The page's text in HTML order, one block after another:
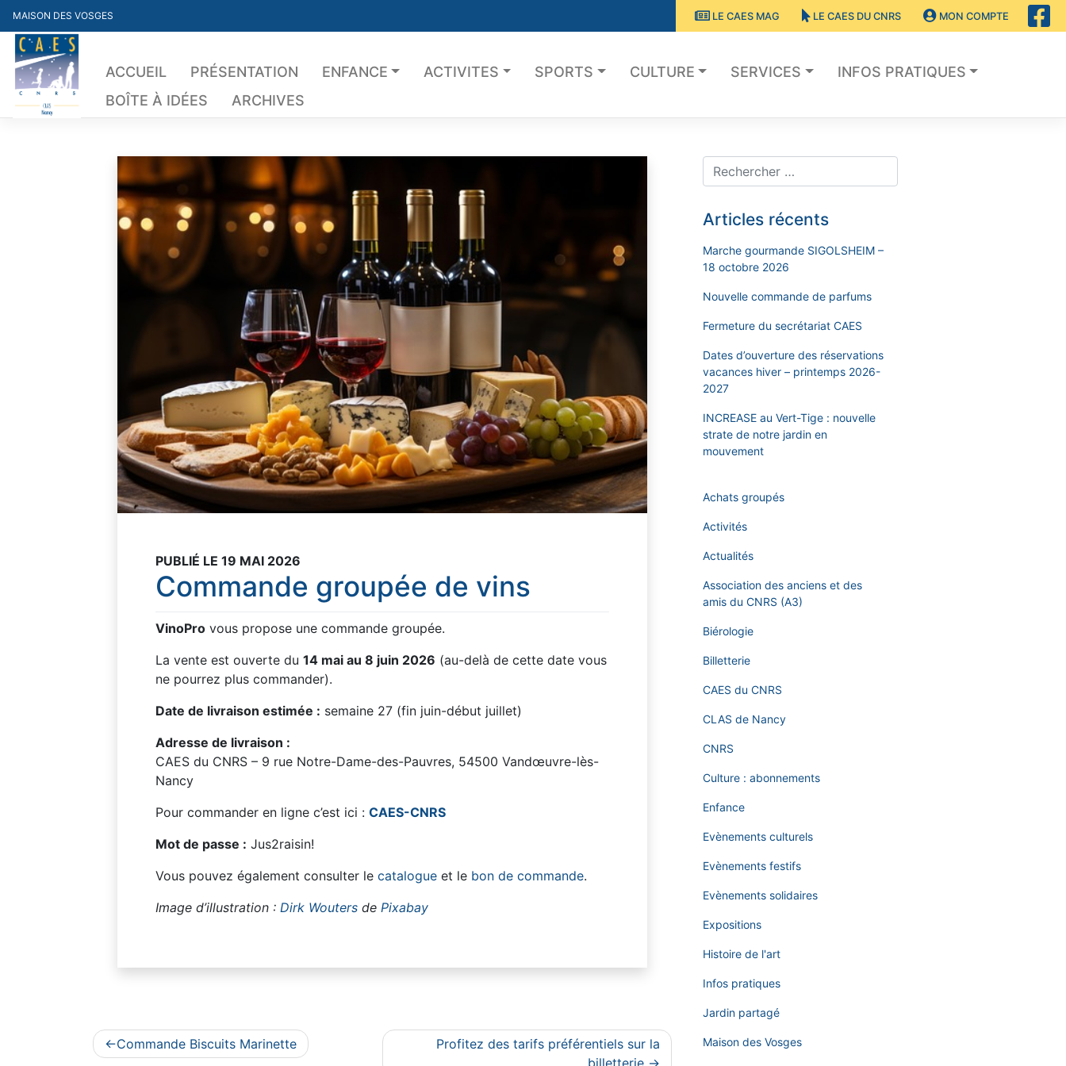
Skip
to
content
MAISON DES VOSGES LE CAES MAG LE CAES DU CNRS MON COMPTE
ACCUEIL PRÉSENTATION ENFANCE ACTIVITES SPORTS CULTURE SERVICES
INFOS PRATIQUES
BOÎTE À IDÉES
ARCHIVES
PUBLIÉ LE 19 MAI 2026
Commande groupée de vins
VinoPro vous propose une commande groupée.
La vente est ouverte du 14 mai au 8 juin 2026 (au-delà de cette date vous
ne pourrez plus commander).
Date de livraison estimée : semaine 27 (fin juin-début juillet)
Adresse de livraison :
CAES du CNRS – 9 rue Notre-Dame-des-Pauvres, 54500 Vandœuvre-lès-
Nancy
Pour commander en ligne c’est ici : CAES-CNRS
Mot de passe : Jus2raisin!
Vous pouvez également consulter le catalogue et le bon de commande.
Image d’illustration : Dirk Wouters de Pixabay
Navigation
Commande Biscuits Marinette
Profitez des tarifs préférentiels sur la
billetterie
Articles récents
Marche gourmande SIGOLSHEIM –
18 octobre 2026
Nouvelle commande de parfums
Fermeture du secrétariat CAES
Dates d’ouverture des réservations
vacances hiver – printemps 2026-
2027
INCREASE au Vert-Tige : nouvelle
strate de notre jardin en
mouvement
Achats groupés
Activités
Actualités
Association des anciens et des
amis du CNRS (A3)
Biérologie
Billetterie
CAES du CNRS
CLAS de Nancy
CNRS
Culture : abonnements
Enfance
Evènements culturels
Evènements festifs
Evènements solidaires
Expositions
Histoire de l'art
Infos pratiques
Jardin partagé
Maison des Vosges